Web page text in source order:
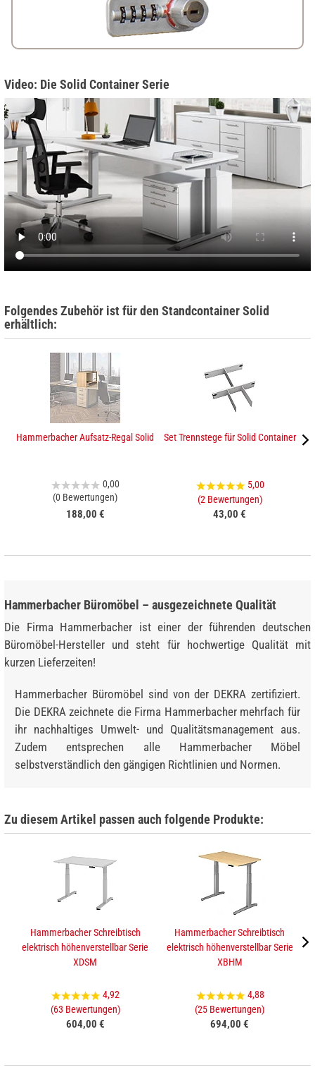
Video: Die Solid Container Serie
Folgendes Zubehör ist für den Standcontainer Solid
erhältlich:
Hammerbacher Aufsatz-Regal Solid
0,00
(0 Bewertungen)
188,00 €
Set Trennstege für Solid Container
5,00
(2 Bewertungen)
43,00 €
Hammerbacher Büromöbel – ausgezeichnete Qualität
Die Firma Hammerbacher ist einer der führenden deutschen
Büromöbel-Hersteller und steht für hochwertige Qualität mit
kurzen Lieferzeiten!
Hammerbacher Büromöbel sind von der DEKRA zertifiziert.
Die DEKRA zeichnete die Firma Hammerbacher mehrfach für
ihr nachhaltiges Umwelt- und Qualitätsmanagement aus.
Zudem entsprechen alle Hammerbacher Möbel
selbstverständlich den gängigen Richtlinien und Normen.
Zu diesem Artikel passen auch folgende Produkte:
Hammerbacher Schreibtisch
elektrisch höhenverstellbar Serie
XDSM
4,92
(63 Bewertungen)
604,00 €
Hammerbacher Schreibtisch
elektrisch höhenverstellbar Serie
XBHM
4,88
(25 Bewertungen)
694,00 €